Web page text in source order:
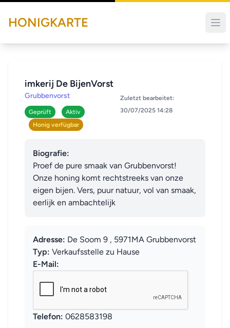
HONIGKARTE
imkerij De BijenVorst
Grubbenvorst
Geprüft
Aktiv
Honig verfügbar
Zuletzt bearbeitet:
30/07/2025 14:28
Biografie:
Proef de pure smaak van Grubbenvorst!
Onze honing komt rechtstreeks van onze
eigen bijen. Vers, puur natuur, vol van smaak,
eerlijk en ambachtelijk
Adresse: De Soom 9 , 5971MA Grubbenvorst
Typ: Verkaufsstelle zu Hause
E-Mail:
Telefon: 0628583198